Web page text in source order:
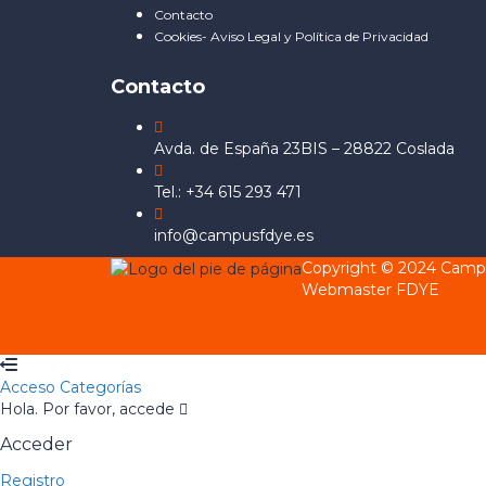
Contacto
Cookies- Aviso Legal y Política de Privacidad
Contacto
Avda. de España 23BIS – 28822 Coslada
Tel.: +34 615 293 471
info@campusfdye.es
Copyright © 2024
Webmaster FDYE
Acceso Categorías
Hola. Por favor, accede
Acceder
Registro